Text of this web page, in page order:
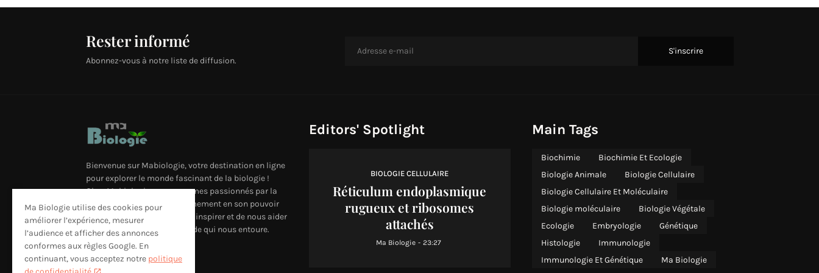
Rester informé
Abonnez-vous à notre liste de diffusion.
Bienvenue sur Mabiologie, votre destination en ligne
pour explorer le monde fascinant de la biologie !
Chez Mabiologie, nous sommes passionnés par la
science et nous croyons fermement en son pouvoir
de nous émerveiller, de nous inspirer et de nous aider
à mieux comprendre le monde qui nous entoure.
Editors' Spotlight
BIOLOGIE CELLULAIRE
Réticulum endoplasmique
rugueux et ribosomes
attachés
Ma Biologie - 23:27
Main Tags
Biochimie
Biochimie Et Ecologie
Biologie Animale
Biologie Cellulaire
Biologie Cellulaire Et Moléculaire
Biologie moléculaire
Biologie Végétale
Ecologie
Embryologie
Génétique
Histologie
Immunologie
Immunologie Et Génétique
Ma Biologie
Ma Biologie utilise des cookies pour
améliorer l’expérience, mesurer
l’audience et afficher des annonces
conformes aux règles Google. En
continuant, vous acceptez notre politique